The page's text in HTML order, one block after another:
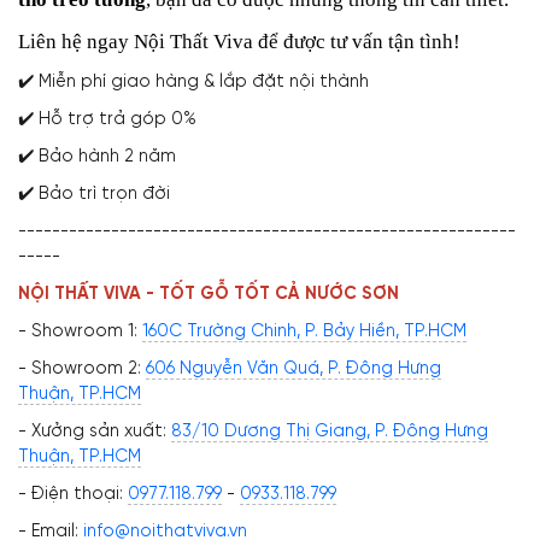
Liên hệ ngay Nội Thất Viva để được tư vấn tận tình!
✔️ Miễn phí giao hàng & lắp đặt nội thành
✔️ Hỗ trợ trả góp 0%
✔️ Bảo hành 2 năm
✔️ Bảo trì trọn đời
-----------------------------------------------------------
-----
NỘI THẤT VIVA - TỐT GỖ TỐT CẢ NƯỚC SƠN
- Showroom 1: 160C Trường Chinh, P. Bảy Hiền, TP.HCM
- Showroom 2: 606 Nguyễn Văn Quá, P. Đông Hưng
Thuận, TP.HCM
- Xưởng sản xuất: 83/10 Dương Thị Giang, P. Đông Hưng
Thuận, TP.HCM
- Điện thoại: 0977.118.799 - 0933.118.799
- Email: info@noithatviva.vn